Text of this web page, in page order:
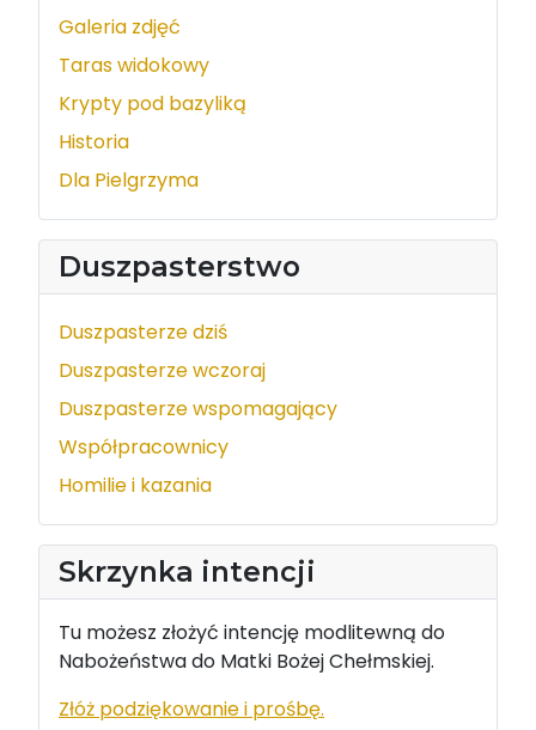
Galeria zdjęć
Taras widokowy
Krypty pod bazyliką
Historia
Dla Pielgrzyma
Duszpasterstwo
Duszpasterze dziś
Duszpasterze wczoraj
Duszpasterze wspomagający
Współpracownicy
Homilie i kazania
Skrzynka intencji
Tu możesz złożyć intencję modlitewną do
Nabożeństwa do Matki Bożej Chełmskiej.
Złóż podziękowanie i prośbę.